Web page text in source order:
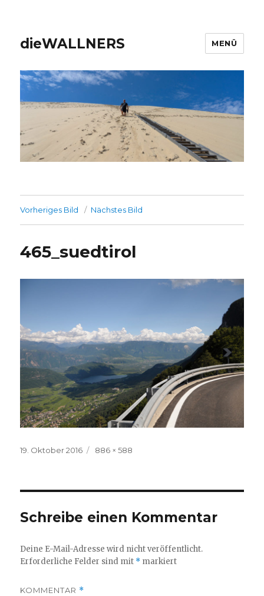
dieWALLNERS MENÜ
Vorheriges Bild Nächstes Bild
465_suedtirol
Veröffentlicht
19. Oktober 2016
Volle
886 × 588
Schreibe einen Kommentar
Deine E-Mail-Adresse wird nicht veröffentlicht.
Erforderliche Felder sind mit * markiert
KOMMENTAR *